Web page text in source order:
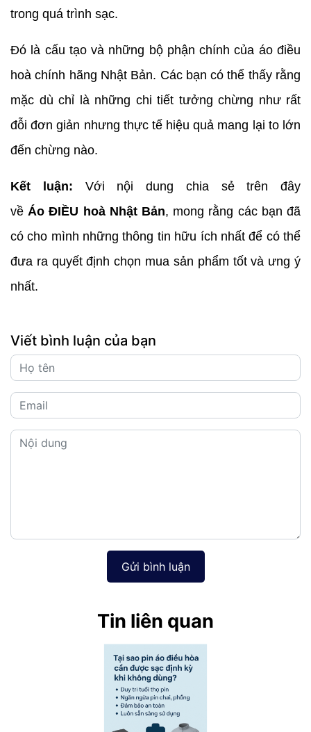
trong quá trình sạc.
Đó là cấu tạo và những bộ phận chính của áo điều
hoà chính hãng Nhật Bản. Các bạn có thể thấy rằng
mặc dù chỉ là những chi tiết tưởng chừng như rất
đỗi đơn giản nhưng thực tế hiệu quả mang lại to lớn
đến chừng nào.
Kết luận: Với nội dung chia sẻ trên đây
vềÁo ĐIỀU hoà Nhật Bản, mong rằng các bạn đã
có cho mình những thông tin hữu ích nhất để có thể
đưa ra quyết định chọn mua sản phẩm tốt và ưng ý
nhất.
Viết bình luận của bạn
Gửi bình luận
Tin liên quan